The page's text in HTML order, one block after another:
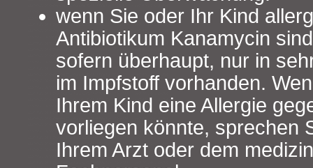
wenn Sie oder Ihr Kind
Antibiotikum Kanamycin
sofern überhaupt, nur in
im Impfstoff vorhanden.
Ihrem Kind eine Allergie
vorliegen könnte, sprechen
Ihrem Arzt oder dem